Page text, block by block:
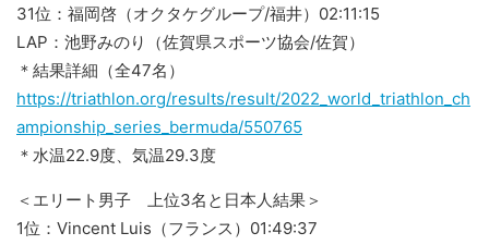
31位：福岡啓（オクタケグループ/福井）02:11:15
LAP：池野みのり（佐賀県スポーツ協会/佐賀）
＊結果詳細（全47名）
https://triathlon.org/results/result/2022_world_triathlon_ch
ampionship_series_bermuda/550765
＊水温22.9度、気温29.3度
＜エリート男子 上位3名と日本人結果＞
1位：Vincent Luis（フランス）01:49:37